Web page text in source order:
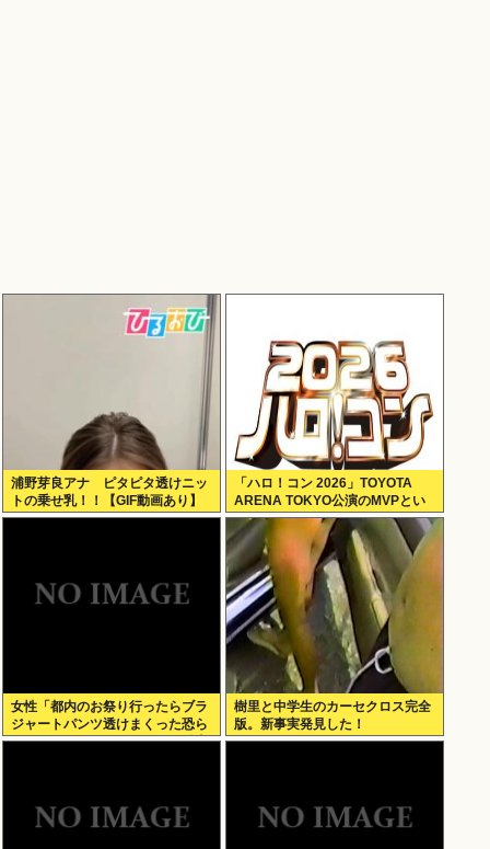
浦野芽良アナ ピタピタ透けニッ
トの乗せ乳！！【GIF動画あり】
「ハロ！コン 2026」TOYOTA
ARENA TOKYO公演のMVPとい
えば？
女性「都内のお祭り行ったらブラ
ジャートパンツ透けまくった恐ら
くSHEINで買ったペラペラの浴衣
樹里と中学生のカーセクロス完全
版。新事実発見した！